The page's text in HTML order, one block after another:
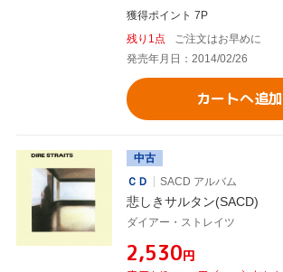
獲得ポイント 7P
残り1点
ご注文はお早めに
発売年月日：2014/02/26
カートへ追加
中古
ＣＤ
SACD アルバム
悲しきサルタン(SACD)
ダイアー・ストレイツ
¥2,530円